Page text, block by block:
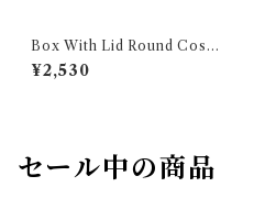
Box With Lid Round Cose
S SERAX
¥2,530
セール中の商品